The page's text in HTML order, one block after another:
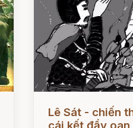
Lê Sát - chiến